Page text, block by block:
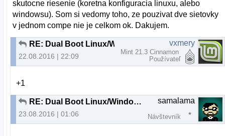
skutocne riesenie (koretna konfiguracia linuxu, alebo
windowsu). Som si vedomy toho, ze pouzivat dve sietovky
v jednom compe nie je celkom ok. Dakujem.
22.08.2016 | 22:09
vxmery
Mint 21.3 Cinnamon
Používateľ
+1
RE: Dual Boot Linux/Windows nefunkcna siet vo Windows
23.08.2016 | 01:06
samalama
Návštevník